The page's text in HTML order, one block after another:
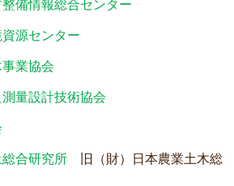
資源センター
事業協会
測量設計技術協会
総合研究所 旧（財）日本農業土木総